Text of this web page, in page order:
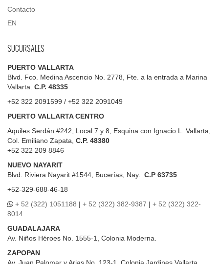
Contacto
EN
SUCURSALES
PUERTO VALLARTA
Blvd. Fco. Medina Ascencio No. 2778, Fte. a la entrada a Marina
Vallarta. C.P. 48335
+52 322 2091599 / +52 322 2091049
PUERTO VALLARTA CENTRO
Aquiles Serdán #242, Local 7 y 8, Esquina con Ignacio L. Vallarta,
Col. Emiliano Zapata, C.P. 48380
+52 322 209 8846
NUEVO NAYARIT
Blvd.
Riviera Nayarit #1544, Bucerías, Nay. C.P 63735
+52-329-688-46-18
+ 52 (322) 1051188 | + 52 (322) 382-9387 | + 52 (322) 322-
8014
GUADALAJARA
Av. Niños Héroes No. 1555-1, Colonia Moderna.
ZAPOPAN
Av. Juan Palomar y Arias No. 123-1, Colonia Jardines Vallarta.